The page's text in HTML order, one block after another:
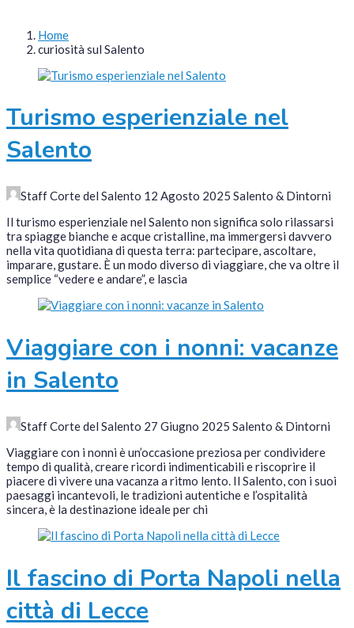
Home
curiosità sul Salento
Turismo esperienziale nel
Salento
Staff Corte del Salento 12 Agosto 2025 Salento & Dintorni
Il turismo esperienziale nel Salento non significa solo rilassarsi
tra spiagge bianche e acque cristalline, ma immergersi davvero
nella vita quotidiana di questa terra: partecipare, ascoltare,
imparare, gustare. È un modo diverso di viaggiare, che va oltre il
semplice “vedere e andare”, e lascia
Viaggiare con i nonni: vacanze
in Salento
Staff Corte del Salento 27 Giugno 2025 Salento & Dintorni
Viaggiare con i nonni è un’occasione preziosa per condividere
tempo di qualità, creare ricordi indimenticabili e riscoprire il
piacere di vivere una vacanza a ritmo lento. Il Salento, con i suoi
paesaggi incantevoli, le tradizioni autentiche e l’ospitalità
sincera, è la destinazione ideale per chi
Il fascino di Porta Napoli nella
città di Lecce